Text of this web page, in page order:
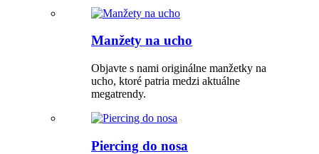
Manžety na ucho
Objavte s nami originálne manžetky na
ucho, ktoré patria medzi aktuálne
megatrendy.
Piercing do nosa